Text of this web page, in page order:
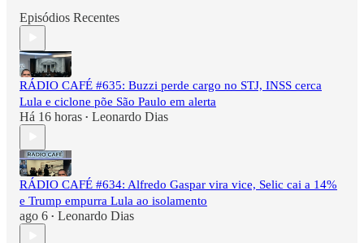
Episódios Recentes
RÁDIO CAFÉ #635: Buzzi perde cargo no STJ, INSS cerca
Lula e ciclone põe São Paulo em alerta
Há 16 horas • Leonardo Dias
RÁDIO CAFÉ #634: Alfredo Gaspar vira vice, Selic cai a 14%
e Trump empurra Lula ao isolamento
ago 6 • Leonardo Dias